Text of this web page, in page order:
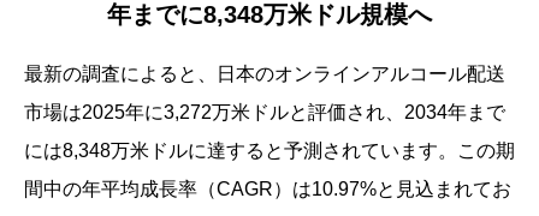
年までに8,348万米ドル規模へ
最新の調査によると、日本のオンラインアルコール配送
市場は2025年に3,272万米ドルと評価され、2034年まで
には8,348万米ドルに達すると予測されています。この期
間中の年平均成長率（CAGR）は10.97%と見込まれてお